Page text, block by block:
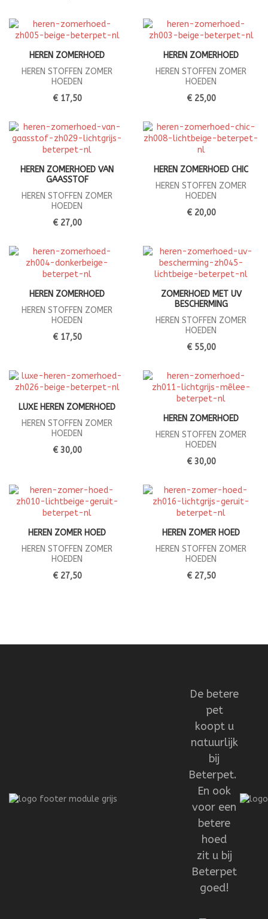
HEREN ZOMERHOED
HEREN STOFFEN ZOMER
HOEDEN
€ 17,50
HEREN ZOMERHOED
HEREN STOFFEN ZOMER
HOEDEN
€ 25,00
HEREN ZOMERHOED VAN
GAASSTOF
HEREN STOFFEN ZOMER
HOEDEN
€ 27,00
HEREN ZOMERHOED CHIC
HEREN STOFFEN ZOMER
HOEDEN
€ 20,00
HEREN ZOMERHOED
HEREN STOFFEN ZOMER
HOEDEN
€ 17,50
ZOMERHOED MET UV
BESCHERMING
HEREN STOFFEN ZOMER
HOEDEN
€ 55,00
LUXE HEREN ZOMERHOED
HEREN STOFFEN ZOMER
HOEDEN
€ 30,00
HEREN ZOMERHOED
HEREN STOFFEN ZOMER
HOEDEN
€ 30,00
HEREN ZOMER HOED
HEREN STOFFEN ZOMER
HOEDEN
€ 27,50
HEREN ZOMER HOED
HEREN STOFFEN ZOMER
HOEDEN
€ 27,50
De betere
pet
koopt u
natuurlijk
bij
Beterpet.
En ook
voor een
betere
hoed
zit u bij
Beterpet
goed!